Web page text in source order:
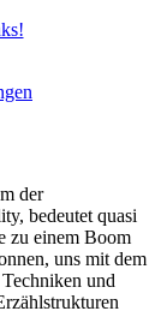
der
bedeutet quasi
zu einem Boom
uns mit dem
und